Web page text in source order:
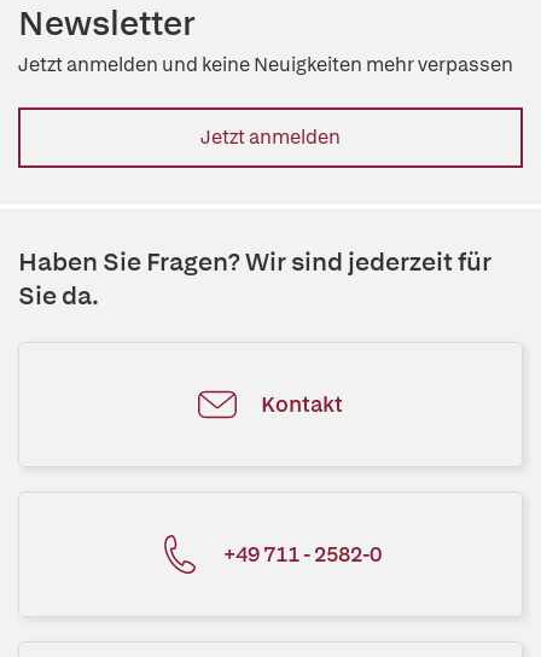
Newsletter
Jetzt anmelden und keine Neuigkeiten mehr verpassen
Jetzt anmelden
Haben Sie Fragen? Wir sind jederzeit für
Sie da.
Kontakt
+49 711 - 2582-0